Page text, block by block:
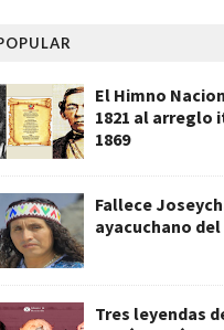
El Himno
1821 al arreglo
1869
Fallece
ayacuchano
Tres leyendas